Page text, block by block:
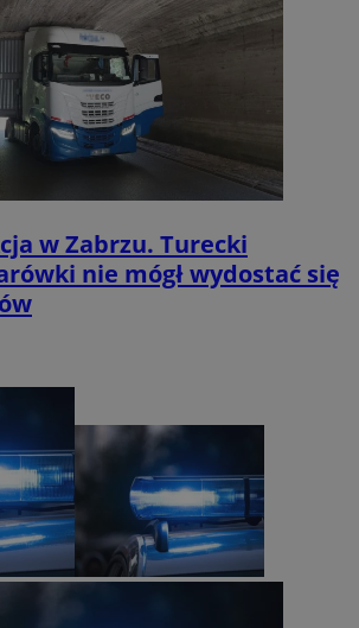
w Zabrzu. Turecki
nie mógł wydostać się